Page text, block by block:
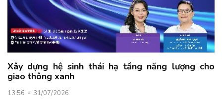
Xây dựng hệ sinh thái hạ tầng năng lượng cho
giao thông xanh
13:56 31/07/2026